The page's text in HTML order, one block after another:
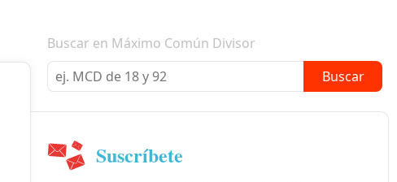
Boletín informativo
Buscar en Máximo Común Divisor
Buscar
Suscríbete